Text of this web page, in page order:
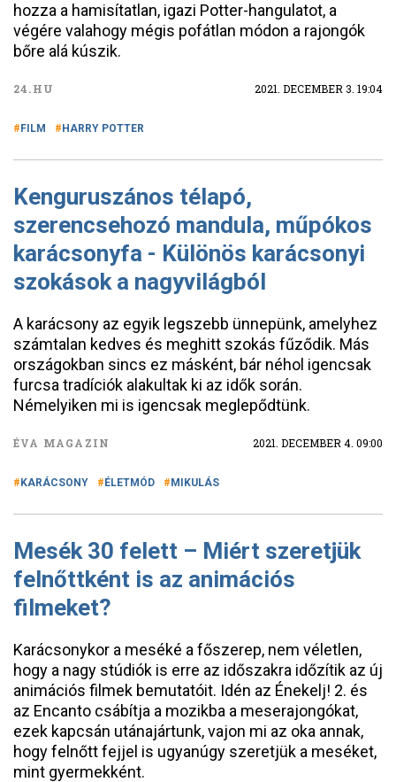
hozza a hamisítatlan, igazi Potter-hangulatot, a
végére valahogy mégis pofátlan módon a rajongók
bőre alá kúszik.
24.HU 2021. DECEMBER 3. 19:04
FILM HARRY POTTER
Kenguruszános télapó,
szerencsehozó mandula, műpókos
karácsonyfa - Különös karácsonyi
szokások a nagyvilágból
A karácsony az egyik legszebb ünnepünk, amelyhez
számtalan kedves és meghitt szokás fűződik. Más
országokban sincs ez másként, bár néhol igencsak
furcsa tradíciók alakultak ki az idők során.
Némelyiken mi is igencsak meglepődtünk.
ÉVA MAGAZIN 2021. DECEMBER 4. 09:00
KARÁCSONY ÉLETMÓD MIKULÁS
Mesék 30 felett – Miért szeretjük
felnőttként is az animációs
filmeket?
Karácsonykor a meséké a főszerep, nem véletlen,
hogy a nagy stúdiók is erre az időszakra időzítik az új
animációs filmek bemutatóit. Idén az Énekelj! 2. és
az Encanto csábítja a mozikba a meserajongókat,
ezek kapcsán utánajártunk, vajon mi az oka annak,
hogy felnőtt fejjel is ugyanúgy szeretjük a meséket,
mint gyermekként.